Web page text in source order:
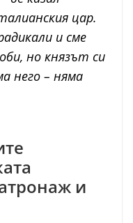
цар.
и сме
но князът си
него – няма
и